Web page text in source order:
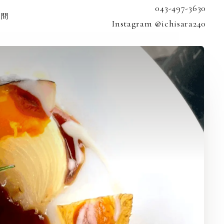
043-497-3630
Instagram @ichisara240